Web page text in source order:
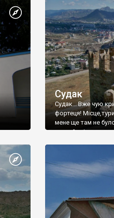
Судак
Судак... Вже чую
фортеця!
мене ще там не
принаймні до цього